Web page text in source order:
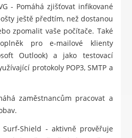
- Pomáhá zjišťovat infikované
ještě předtím, než dostanou
zpomalit vaše počítače. Také
pro e-mailové klienty
Outlook) a jako testovací
protokoly POP3, SMTP a
zaměstnancům pracovat a
Surf-Shield - aktivně prověřuje